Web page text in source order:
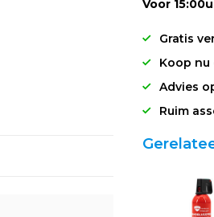
Voor
Gratis
Koop
Advies
Ruim